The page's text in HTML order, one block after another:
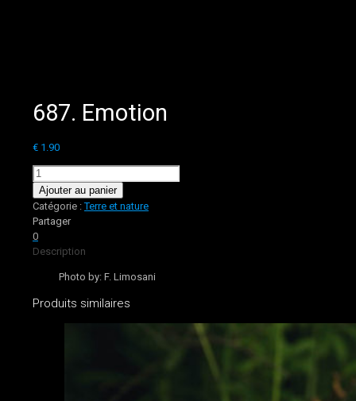
687. Emotion
€ 1.90
quantité
de
687.
Emotion
Ajouter au panier
Catégorie :Terre et nature
Partager
0
Description
Photo by: F. Limosani
Produits similaires